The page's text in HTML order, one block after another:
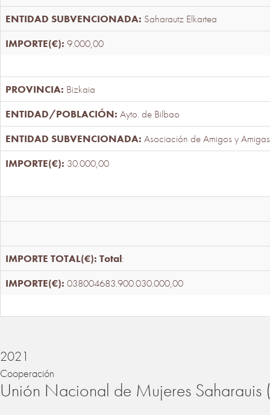
Saharautz Elkartea
9.000,00
Bizkaia
Ayto. de Bilbao
Asociación de Amigos y
30.000,00
Total:
038004683.900.030.000,00
2021
Cooperación
Unión Nacional de Mujeres